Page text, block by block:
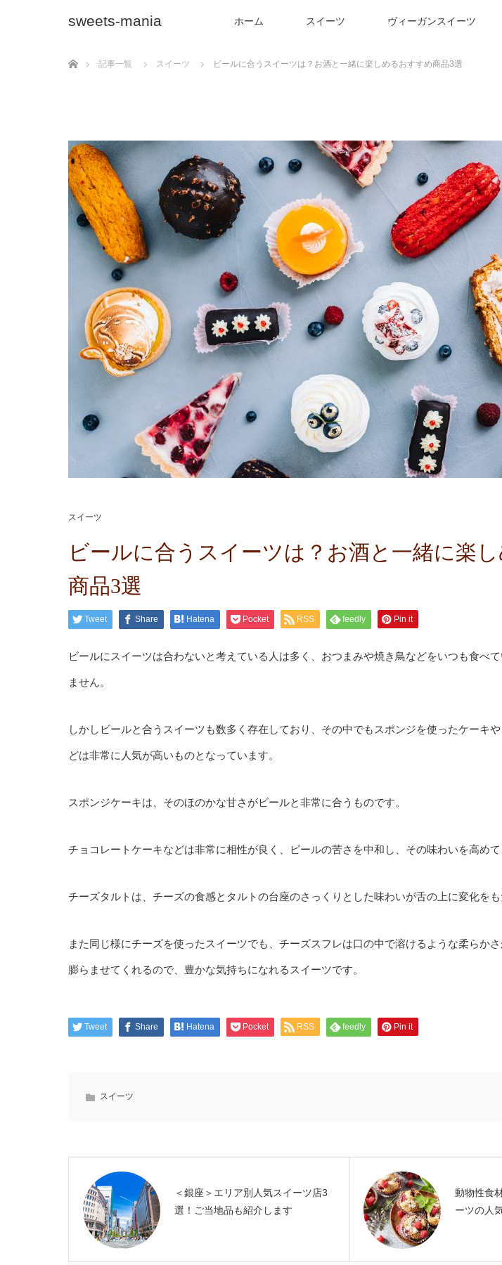
sweets-mania ホーム スイーツ ヴィーガンスイーツ
記事一覧
スイーツ ビールに合うスイーツは？お酒と一緒に楽しめるおすすめ商品3選
スイーツ
ビールに合うスイーツは？お酒と一緒に楽
商品3選
Tweet Share Hatena Pocket RSS feedly Pin it
ビールにスイーツは合わないと考えている人は多く、おつまみや焼き鳥などをいつも食べ
ません。
しかしビールと合うスイーツも数多く存在しており、その中でもスポンジを使ったケーキ
どは非常に人気が高いものとなっています。
スポンジケーキは、そのほのかな甘さがビールと非常に合うものです。
チョコレートケーキなどは非常に相性が良く、ビールの苦さを中和し、その味わいを高めて
チーズタルトは、チーズの食感とタルトの台座のさっくりとした味わいが舌の上に変化をも
また同じ様にチーズを使ったスイーツでも、チーズスフレは口の中で溶けるような柔らか
膨らませてくれるので、豊かな気持ちになれるスイーツです。
Tweet Share Hatena Pocket RSS feedly Pin it
スイーツ
＜銀座＞エリア別人気スイーツ店3
選！ご当地品も紹介します
動物性食
ーツの人